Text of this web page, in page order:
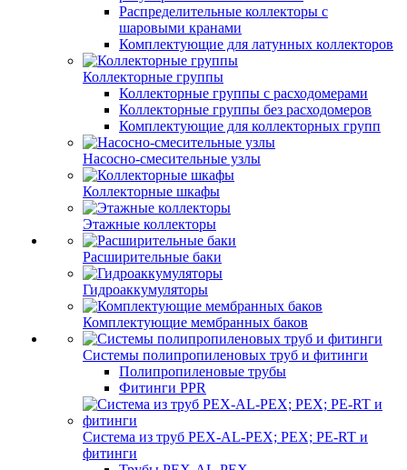
Распределительные коллекторы с
шаровыми кранами
Комплектующие для латунных коллекторов
Коллекторные группы
Коллекторные группы с расходомерами
Коллекторные группы без расходомеров
Комплектующие для коллекторных групп
Насосно-смесительные узлы
Коллекторные шкафы
Этажные коллекторы
Расширительные баки
Гидроаккумуляторы
Комплектующие мембранных баков
Системы полипропиленовых труб и фитинги
Полипропиленовые трубы
Фитинги PPR
Система из труб PEX-AL-PEX; PEX; PE-RT и
фитинги